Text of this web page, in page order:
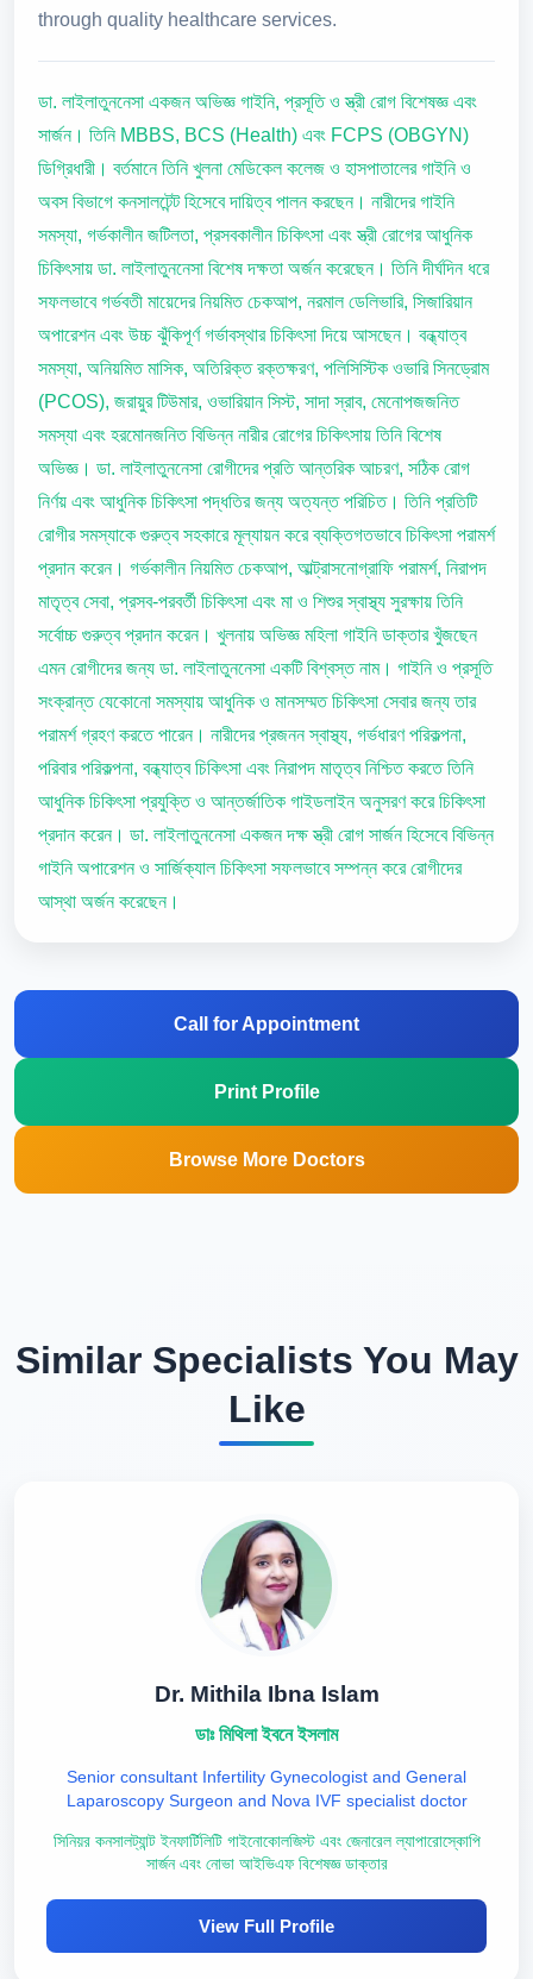
through quality healthcare services.
ডা. লাইলাতুননেসা একজন অভিজ্ঞ গাইনি, প্রসূতি ও স্ত্রী রোগ বিশেষজ্ঞ এবং
সার্জন। তিনি MBBS, BCS (Health) এবং FCPS (OBGYN)
ডিগ্রিধারী। বর্তমানে তিনি খুলনা মেডিকেল কলেজ ও হাসপাতালের গাইনি ও
অবস বিভাগে কনসালটেন্ট হিসেবে দায়িত্ব পালন করছেন। নারীদের গাইনি
সমস্যা, গর্ভকালীন জটিলতা, প্রসবকালীন চিকিৎসা এবং স্ত্রী রোগের আধুনিক
চিকিৎসায় ডা. লাইলাতুননেসা বিশেষ দক্ষতা অর্জন করেছেন। তিনি দীর্ঘদিন ধরে
সফলভাবে গর্ভবতী মায়েদের নিয়মিত চেকআপ, নরমাল ডেলিভারি, সিজারিয়ান
অপারেশন এবং উচ্চ ঝুঁকিপূর্ণ গর্ভাবস্থার চিকিৎসা দিয়ে আসছেন। বন্ধ্যাত্ব
সমস্যা, অনিয়মিত মাসিক, অতিরিক্ত রক্তক্ষরণ, পলিসিস্টিক ওভারি সিনড্রোম
(PCOS), জরায়ুর টিউমার, ওভারিয়ান সিস্ট, সাদা স্রাব, মেনোপজজনিত
সমস্যা এবং হরমোনজনিত বিভিন্ন নারীর রোগের চিকিৎসায় তিনি বিশেষ
অভিজ্ঞ। ডা. লাইলাতুননেসা রোগীদের প্রতি আন্তরিক আচরণ, সঠিক রোগ
নির্ণয় এবং আধুনিক চিকিৎসা পদ্ধতির জন্য অত্যন্ত পরিচিত। তিনি প্রতিটি
রোগীর সমস্যাকে গুরুত্ব সহকারে মূল্যায়ন করে ব্যক্তিগতভাবে চিকিৎসা পরামর্শ
প্রদান করেন। গর্ভকালীন নিয়মিত চেকআপ, আল্ট্রাসনোগ্রাফি পরামর্শ, নিরাপদ
মাতৃত্ব সেবা, প্রসব-পরবর্তী চিকিৎসা এবং মা ও শিশুর স্বাস্থ্য সুরক্ষায় তিনি
সর্বোচ্চ গুরুত্ব প্রদান করেন। খুলনায় অভিজ্ঞ মহিলা গাইনি ডাক্তার খুঁজছেন
এমন রোগীদের জন্য ডা. লাইলাতুননেসা একটি বিশ্বস্ত নাম। গাইনি ও প্রসূতি
সংক্রান্ত যেকোনো সমস্যায় আধুনিক ও মানসম্মত চিকিৎসা সেবার জন্য তার
পরামর্শ গ্রহণ করতে পারেন। নারীদের প্রজনন স্বাস্থ্য, গর্ভধারণ পরিকল্পনা,
পরিবার পরিকল্পনা, বন্ধ্যাত্ব চিকিৎসা এবং নিরাপদ মাতৃত্ব নিশ্চিত করতে তিনি
আধুনিক চিকিৎসা প্রযুক্তি ও আন্তর্জাতিক গাইডলাইন অনুসরণ করে চিকিৎসা
প্রদান করেন। ডা. লাইলাতুননেসা একজন দক্ষ স্ত্রী রোগ সার্জন হিসেবে বিভিন্ন
গাইনি অপারেশন ও সার্জিক্যাল চিকিৎসা সফলভাবে সম্পন্ন করে রোগীদের
আস্থা অর্জন করেছেন।
Call for Appointment
Print Profile
Browse More Doctors
Similar Specialists You May
Like
Dr. Mithila Ibna Islam
ডাঃ মিথিলা ইবনে ইসলাম
Senior consultant Infertility Gynecologist and General
Laparoscopy Surgeon and Nova IVF specialist doctor
সিনিয়র কনসালট্যান্ট ইনফার্টিলিটি গাইনোকোলজিস্ট এবং জেনারেল ল্যাপারোস্কোপি
সার্জন এবং নোভা আইভিএফ বিশেষজ্ঞ ডাক্তার
View Full Profile